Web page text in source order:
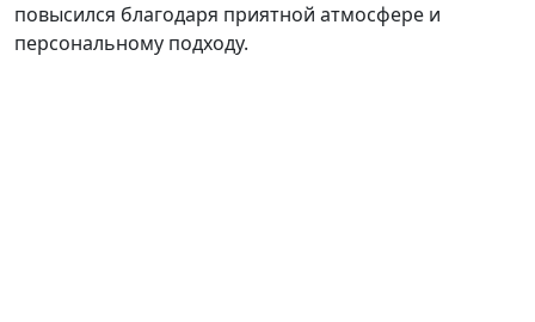
повысился благодаря приятной атмосфере и
персональному подходу.